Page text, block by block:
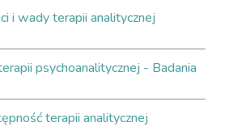
i wady terapii analitycznej
psychoanalitycznej - Badania
terapii analitycznej